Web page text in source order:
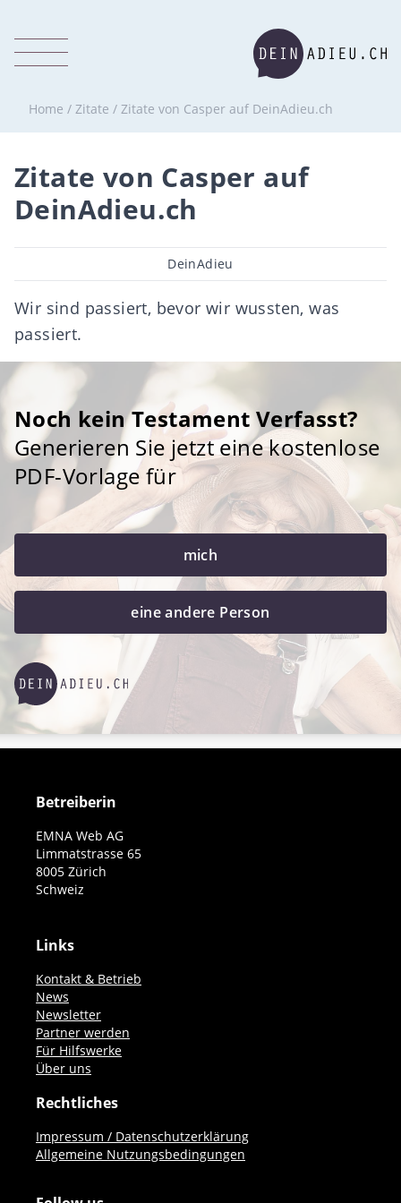
Home / Zitate / Zitate von Casper auf DeinAdieu.ch
Zitate von Casper auf
DeinAdieu.ch
Beitragsautor
DeinAdieu
Wir sind passiert, bevor wir wussten, was
passiert.
Noch kein Testament Verfasst?
Generieren Sie jetzt eine kostenlose
PDF-Vorlage für
mich
eine andere Person
Betreiberin
EMNA Web AG
Limmatstrasse 65
8005 Zürich
Schweiz
Links
Kontakt & Betrieb
News
Newsletter
Partner werden
Für Hilfswerke
Über uns
Rechtliches
Impressum / Datenschutzerklärung
Allgemeine Nutzungsbedingungen